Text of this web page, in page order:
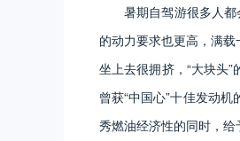
暑期自驾游很多人
的动力要求也更高，满
坐上去很拥挤，“大块头
曾获“中国心”十佳发动
秀燃油经济性的同时，给